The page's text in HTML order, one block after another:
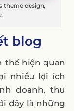
theme design,
blog
thể hiện quan
nhiều lợi ích
doanh, thu
đây là những